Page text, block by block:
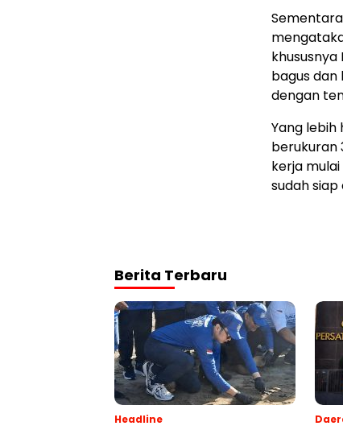
bagus
dengan
Yang lebih
berukuran
kerja
sudah siap
Berita Terbaru
Headline